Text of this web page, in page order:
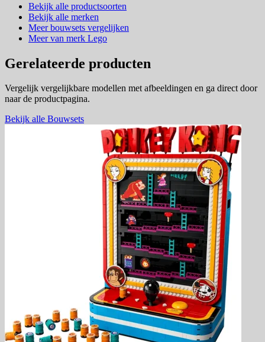
Bekijk alle productsoorten
Bekijk alle merken
Meer bouwsets vergelijken
Meer van merk Lego
Gerelateerde producten
Vergelijk vergelijkbare modellen met afbeeldingen en ga direct door
naar de productpagina.
Bekijk alle Bouwsets